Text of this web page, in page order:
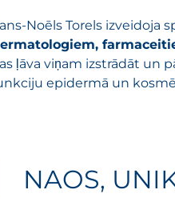
Noēls Torels izveidoja
ļāva viņam izstrādāt un
epidermā un
NAOS,